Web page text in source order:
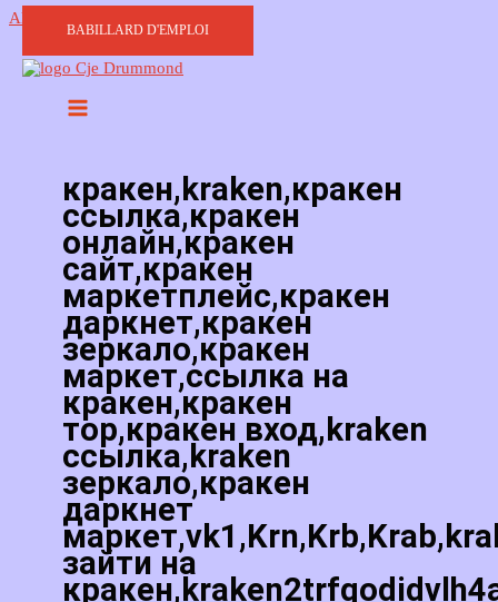
Aller au contenu
BABILLARD D'EMPLOI
кракен,kraken,кракен
ссылка,кракен
онлайн,кракен
сайт,кракен
маркетплейс,кракен
даркнет,кракен
зеркало,кракен
маркет,ссылка на
кракен,кракен
тор,кракен вход,kraken
ссылка,kraken
зеркало,кракен
даркнет
зайти на